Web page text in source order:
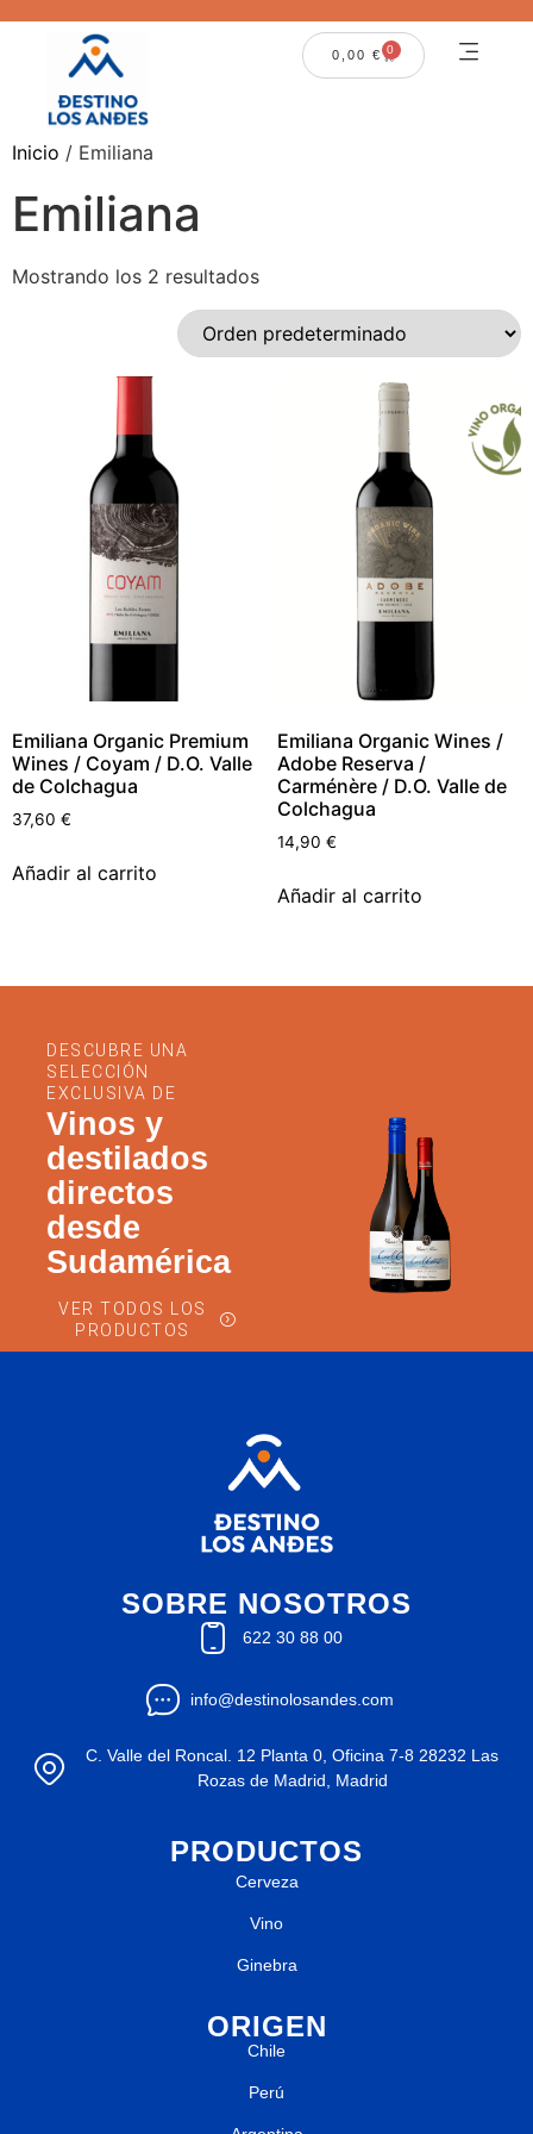
0,00€ 0
Inicio / Emiliana
Emiliana
Mostrando los 2 resultados
Emiliana Organic Premium
Wines / Coyam / D.O. Valle
de Colchagua
37,60 €
Añadir al carrito
Emiliana Organic Wines /
Adobe Reserva /
Carménère / D.O. Valle de
Colchagua
14,90 €
Añadir al carrito
DESCUBRE UNA
SELECCIÓN
EXCLUSIVA DE
Vinos y
destilados
directos
desde
Sudamérica
VER TODOS LOS
PRODUCTOS
SOBRE NOSOTROS
622 30 88 00
info@destinolosandes.com
C. Valle del Roncal. 12 Planta 0, Oficina 7-8 28232 Las
Rozas de Madrid, Madrid
PRODUCTOS
Cerveza
Vino
Ginebra
ORIGEN
Chile
Perú